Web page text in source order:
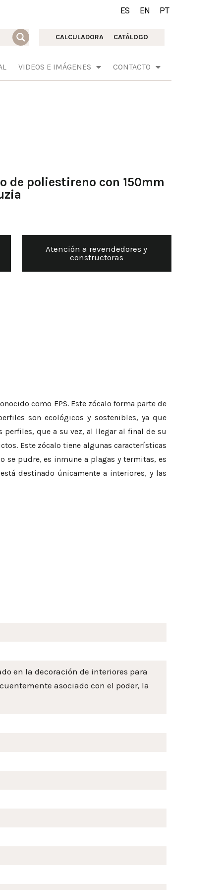
ES EN PT
CALCULADORA CATÁLOGO
VIDEOS E IMÁGENES CONTACTO
de poliestireno con 150mm
Atención a revendedores y
constructoras
como EPS. Este zócalo forma parte de
son ecológicos y sostenibles, ya que
perfiles, que a su vez, al llegar al final de su
Este zócalo tiene algunas características
se pudre, es inmune a plagas y termitas, es
destinado únicamente a interiores, y las
en la decoración de interiores para
asociado con el poder, la